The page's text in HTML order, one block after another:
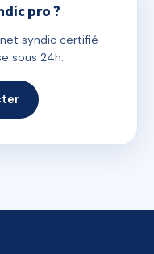
pro ?
syndic certifié
sous 24h.